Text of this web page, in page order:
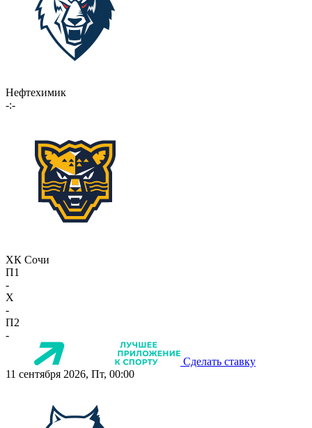
Нефтехимик
-:-
ХК Сочи
П1
-
X
-
П2
-
Сделать ставку
11 сентября 2026, Пт, 00:00